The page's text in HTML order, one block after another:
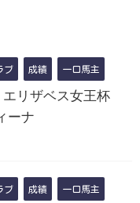
ブ 成績 一口馬主
リザベス女王杯
ーナ
ブ 成績 一口馬主